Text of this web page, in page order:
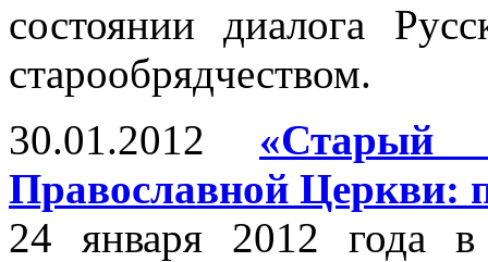
состоянии диалога
старообрядчеством.
30.01.2012
«Старый
Православной Церкви:
24 января 2012 года